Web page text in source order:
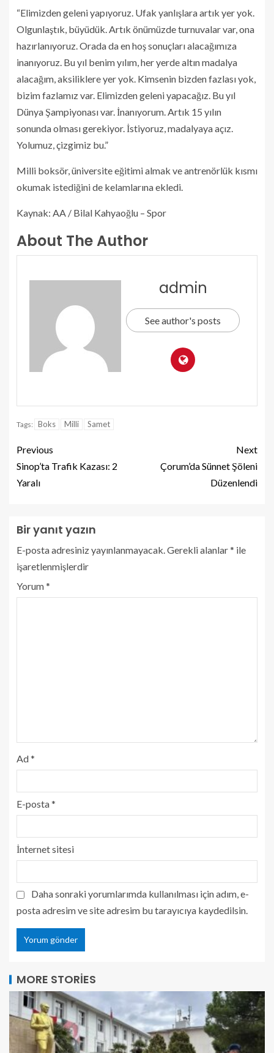
“Elimizden geleni yapıyoruz. Ufak yanlışlara artık yer yok.
Olgunlaştık, büyüdük. Artık önümüzde turnuvalar var, ona
hazırlanıyoruz. Orada da en hoş sonuçları alacağımıza
inanıyoruz. Bu yıl benim yılım, her yerde altın madalya
alacağım, aksiliklere yer yok. Kimsenin bizden fazlası yok,
bizim fazlamız var. Elimizden geleni yapacağız. Bu yıl
Dünya Şampiyonası var. İnanıyorum. Artık 15 yılın
sonunda olması gerekiyor. İstiyoruz, madalyaya açız.
Yolumuz, çizgimiz bu.”
Milli boksör, üniversite eğitimi almak ve antrenörlük kısmı
okumak istediğini de kelamlarına ekledi.
Kaynak: AA / Bilal Kahyaoğlu – Spor
About The Author
admin
See author's posts
Tags: Boks Milli Samet
Previous
Sinop’ta Trafik Kazası: 2
Yaralı
Next
Çorum’da Sünnet Şöleni
Düzenlendi
Bir yanıt yazın
E-posta adresiniz yayınlanmayacak.Gerekli alanlar* ile
işaretlenmişlerdir
Yorum*
Ad*
E-posta*
İnternet sitesi
Daha sonraki yorumlarımda kullanılması için adım, e-
posta adresim ve site adresim bu tarayıcıya kaydedilsin.
MORE STORIES